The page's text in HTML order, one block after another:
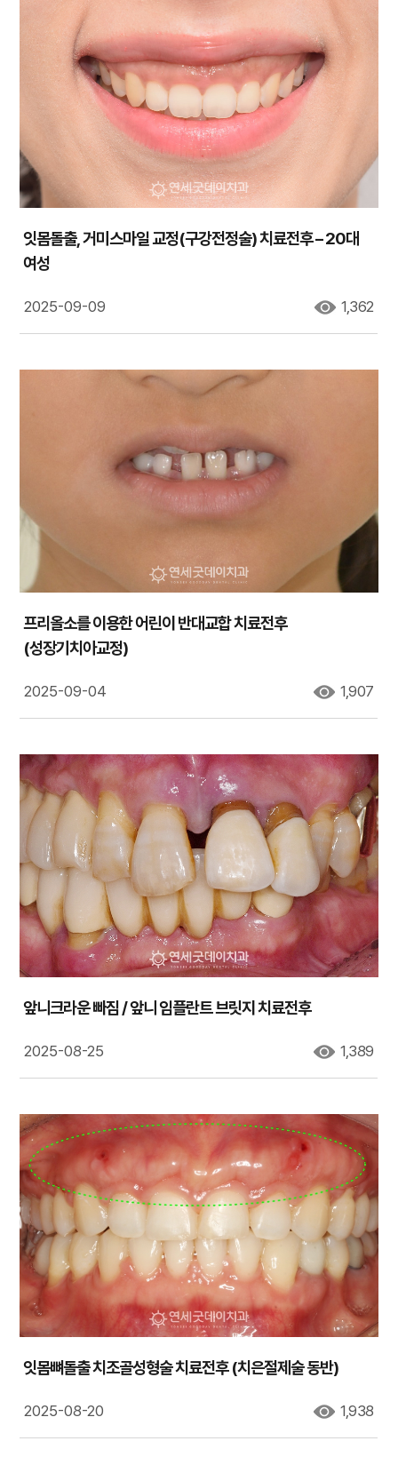
잇몸돌출, 거미스마일 교정(구강전정술) 치료전후 – 20대
여성
2025-09-09 1,362
프리올소를 이용한 어린이 반대교합 치료전후
(성장기치아교정)
2025-09-04 1,907
앞니크라운 빠짐 / 앞니 임플란트 브릿지 치료전후
2025-08-25 1,389
잇몸뼈돌출 치조골성형술 치료전후 (치은절제술 동반)
2025-08-20 1,938